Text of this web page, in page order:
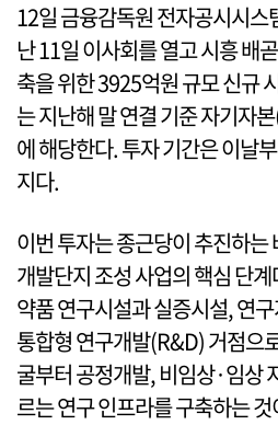
12일 금융감독원 전자공시시스
난 11일 이사회를 열고 시흥 배
축을 위한 3925억원 규모 신규
는 지난해 말 연결 기준 자기자
에 해당한다. 투자 기간은 이날
지다.
이번 투자는 종근당이 추진하
개발단지 조성 사업의 핵심 단
약품 연구시설과 실증시설, 연
통합형 연구개발(R&D) 거점으
굴부터 공정개발, 비임상·임상
르는 연구 인프라를 구축하는